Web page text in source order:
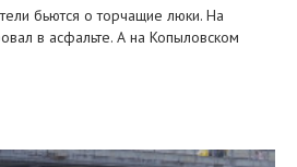
бьются о торчащие люки. На
в асфальте. А на Копыловском